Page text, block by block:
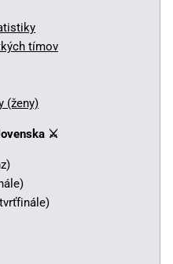
tímov
(ženy)
⚔️